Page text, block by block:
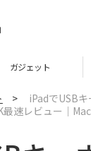
ガジェット
>
iPadでUSB
速レビュー｜Mac